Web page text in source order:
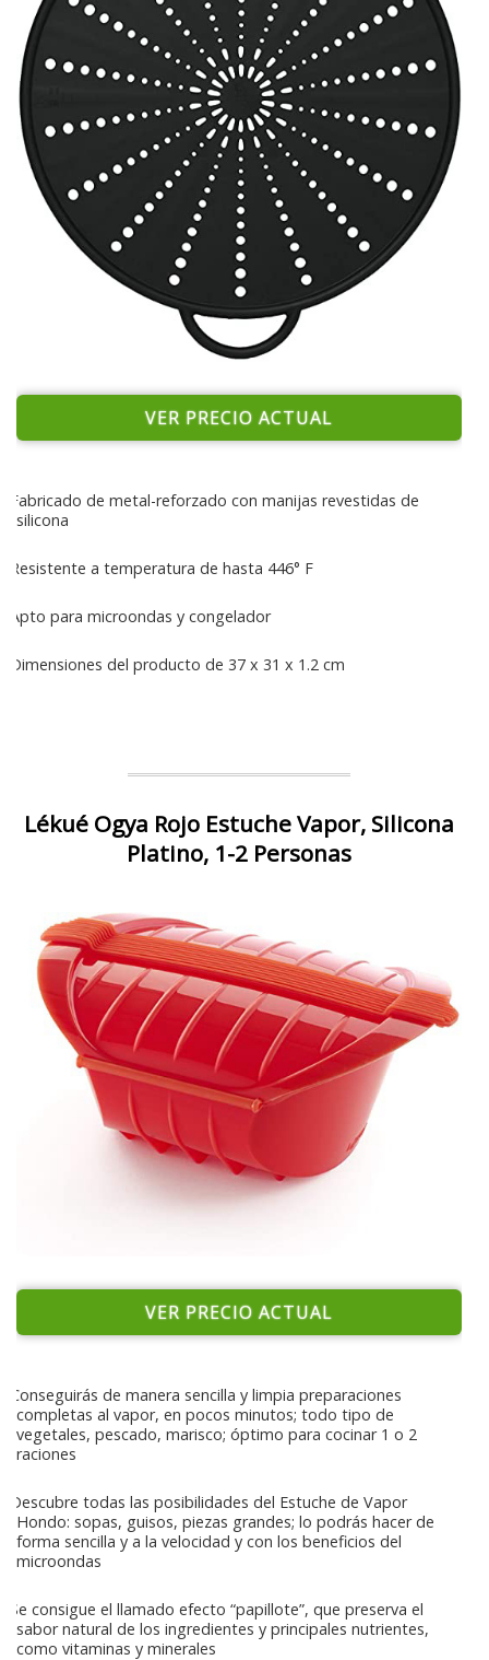
VER PRECIO ACTUAL
Fabricado de metal-reforzado con manijas revestidas de
silicona
Resistente a temperatura de hasta 446° F
Apto para microondas y congelador
Dimensiones del producto de 37 x 31 x 1.2 cm
Lékué Ogya Rojo Estuche Vapor, Silicona
Platino, 1-2 Personas
VER PRECIO ACTUAL
Conseguirás de manera sencilla y limpia preparaciones
completas al vapor, en pocos minutos; todo tipo de
vegetales, pescado, marisco; óptimo para cocinar 1 o 2
raciones
Descubre todas las posibilidades del Estuche de Vapor
Hondo: sopas, guisos, piezas grandes; lo podrás hacer de
forma sencilla y a la velocidad y con los beneficios del
microondas
Se consigue el llamado efecto “papillote”, que preserva el
sabor natural de los ingredientes y principales nutrientes,
como vitaminas y minerales